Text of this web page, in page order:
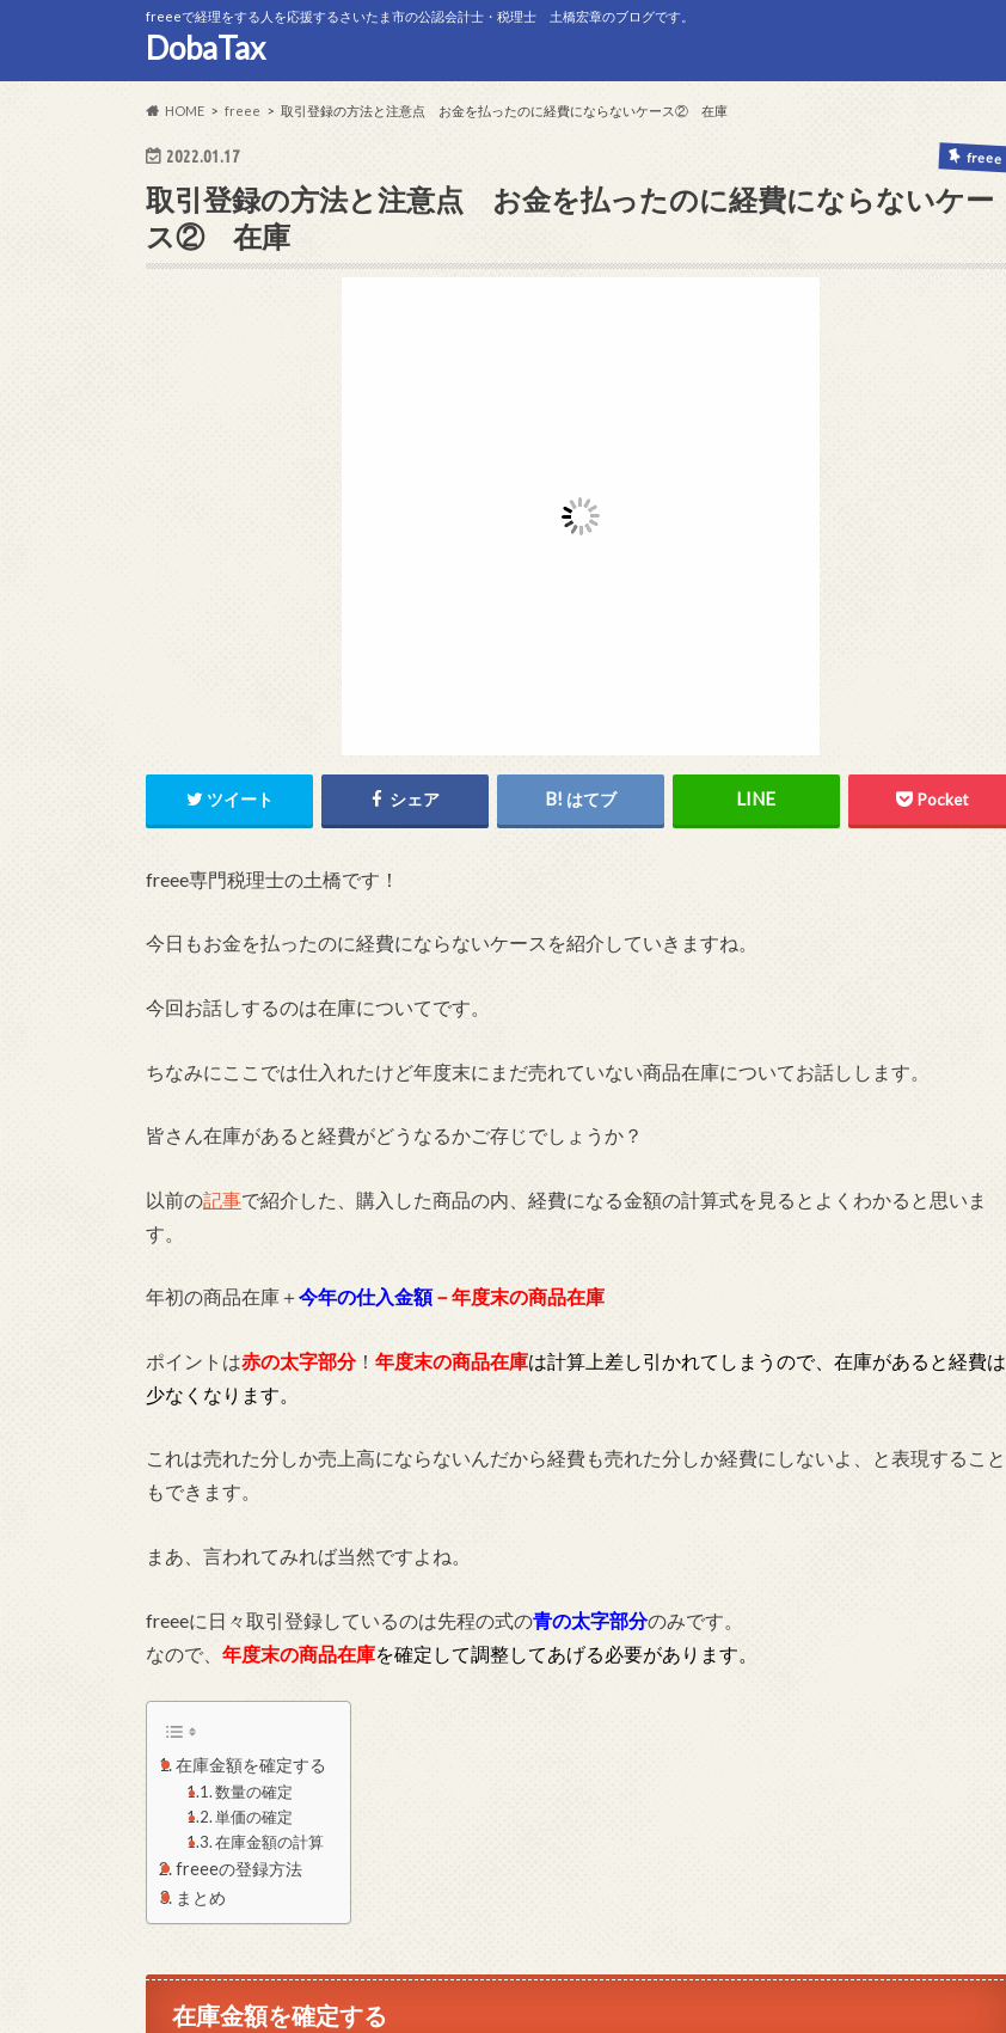
freeeで経理をする人を応援するさいたま市の公認会計士・税理士 土橋宏章のブログです。
DobaTax
HOME freee 取引登録の方法と注意点 お金を払ったのに経費にならないケース② 在庫
2022.01.17 freee
取引登録の方法と注意点 お金を払ったのに経費にならないケー
ス② 在庫
ツイート シェア はてブ Pocket
freee専門税理士の土橋です！
今日もお金を払ったのに経費にならないケースを紹介していきますね。
今回お話しするのは在庫についてです。
ちなみにここでは仕入れたけど年度末にまだ売れていない商品在庫についてお話しします。
皆さん在庫があると経費がどうなるかご存じでしょうか？
以前の記事で紹介した、購入した商品の内、経費になる金額の計算式を見るとよくわかると思いま
す。
年初の商品在庫＋今年の仕入金額－年度末の商品在庫
ポイントは赤の太字部分！ 年度末の商品在庫は計算上差し引かれてしまうので、在庫があると経費は
少なくなります。
これは売れた分しか売上高にならないんだから経費も売れた分しか経費にしないよ、と表現すること
もできます。
まあ、言われてみれば当然ですよね。
freeeに日々取引登録しているのは先程の式の青の太字部分のみです。
なので、 年度末の商品在庫を確定して調整してあげる必要があります。
在庫金額を確定する
数量の確定
単価の確定
在庫金額の計算
freeeの登録方法
まとめ
在庫金額を確定する